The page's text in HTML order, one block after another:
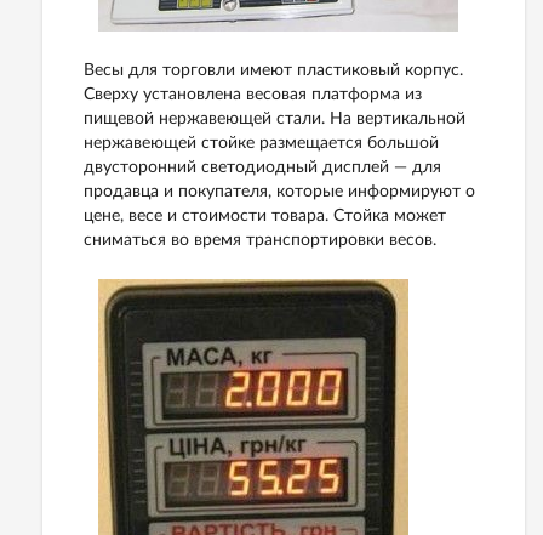
Весы для торговли имеют пластиковый корпус.
Сверху установлена весовая платформа из
пищевой нержавеющей стали. На вертикальной
нержавеющей стойке размещается большой
двусторонний светодиодный дисплей — для
продавца и покупателя, которые информируют о
цене, весе и стоимости товара. Стойка может
сниматься во время транспортировки весов.